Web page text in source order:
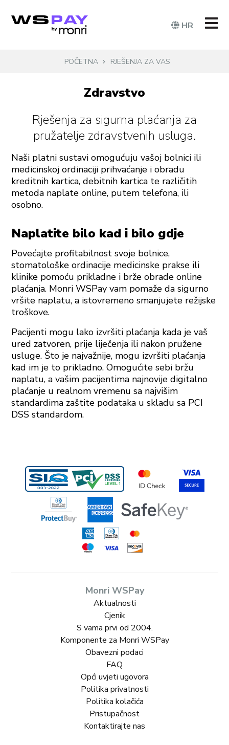
HR
POČETNA RJEŠENJA ZA VAS
Zdravstvo
Rješenja za sigurna plaćanja za
pružatelje zdravstvenih usluga.
Naši platni sustavi omogućuju vašoj bolnici ili
medicinskoj ordinaciji prihvaćanje i obradu
kreditnih kartica, debitnih kartica te različitih
metoda naplate online, putem telefona, ili
osobno.
Naplatite bilo kad i bilo gdje
Povećajte profitabilnost svoje bolnice,
stomatološke ordinacije medicinske prakse ili
klinike pomoću prikladne i brže obrade online
plaćanja. Monri WSPay vam pomaže da sigurno
vršite naplatu, a istovremeno smanjujete režijske
troškove.
Pacijenti mogu lako izvršiti plaćanja kada je vaš
ured zatvoren, prije liječenja ili nakon pružene
usluge. Što je najvažnije, mogu izvršiti plaćanja
kad im je to prikladno. Omogućite sebi bržu
naplatu, a vašim pacijentima najnovije digitalno
plaćanje u realnom vremenu sa najvišim
standardima zaštite podataka u skladu sa PCI
DSS standardom.
Monri WSPay
Aktualnosti
Cjenik
S vama prvi od 2004.
Komponente za Monri WSPay
Obavezni podaci
FAQ
Opći uvjeti ugovora
Politika privatnosti
Politika kolačića
Pristupačnost
Kontaktirajte nas